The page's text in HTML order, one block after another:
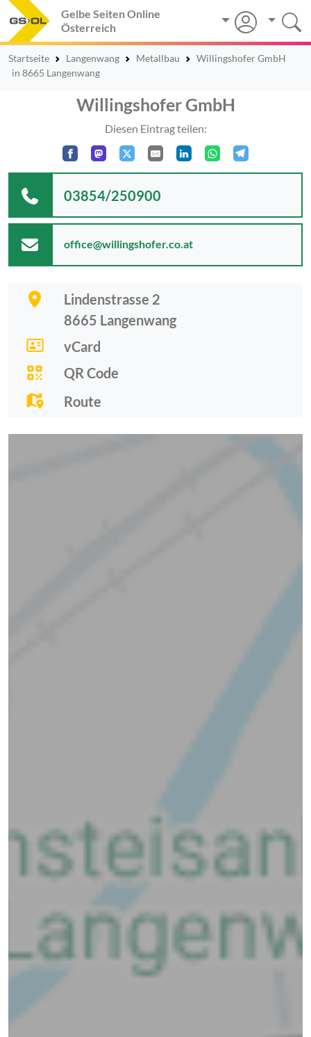
Gelbe Seiten Online
Österreich
Startseite Langenwang Metallbau
Willingshofer GmbH
in 8665 Langenwang
Willingshofer GmbH
Diesen Eintrag teilen:
Lindenstrasse 2
8665 Langenwang
vCard
QR Code
Route
03854/250900
office@willingshofer.co.at